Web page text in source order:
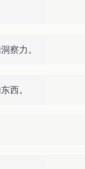
察力。
西。